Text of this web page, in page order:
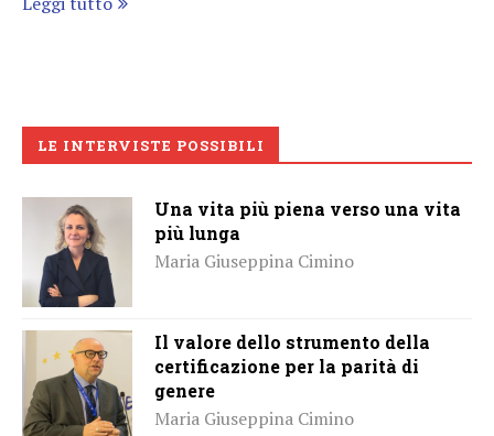
LE INTERVISTE POSSIBILI
Una vita più piena verso una vita
più lunga
Maria Giuseppina Cimino
Il valore dello strumento della
certificazione per la parità di
genere
Maria Giuseppina Cimino